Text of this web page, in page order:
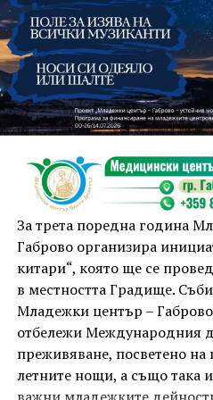
На 13 август
занимания и за здрав дух, и
Инструкторката по
от FitLab ще се погрижи за
тренировка от 19.00 ч., а
атака с куиз вечер за обща
приключи с прожекция на
комедиен филм „Брънч за
под звездното дряновско
За трета поредна година
Габрово организира
китари“, която ще се
в местността Градище.
Младежки център –
отбележи Международния
преживяване, посветено на
летните нощи, а също така